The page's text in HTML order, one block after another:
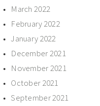
March 2022
February 2022
January 2022
December 2021
November 2021
October 2021
September 2021